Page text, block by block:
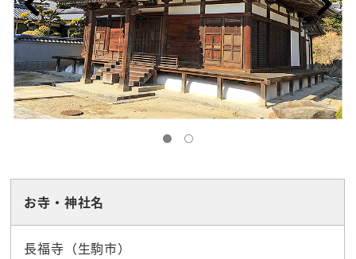
お寺・神社名
長福寺（生駒市）